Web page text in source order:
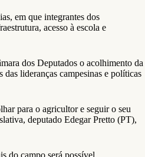
em que integrantes dos
acesso à escola e
dos Deputados o acolhimento da
lideranças campesinas e políticas
para o agricultor e seguir o seu
deputado Edegar Pretto (PT),
do campo será possível